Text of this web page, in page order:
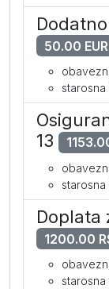
50.00
13
Doplata
1200.00